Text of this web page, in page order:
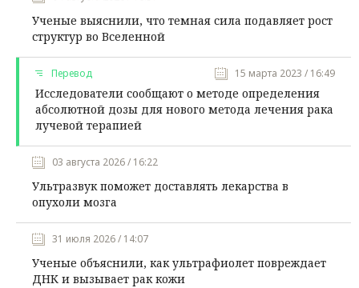
Ученые выяснили, что темная сила подавляет рост
структур во Вселенной
Перевод 15 марта 2023 / 16:49
Исследователи сообщают о методе определения
абсолютной дозы для нового метода лечения рака
лучевой терапией
03 августа 2026 / 16:22
Ультразвук поможет доставлять лекарства в
опухоли мозга
31 июля 2026 / 14:07
Ученые объяснили, как ультрафиолет повреждает
ДНК и вызывает рак кожи